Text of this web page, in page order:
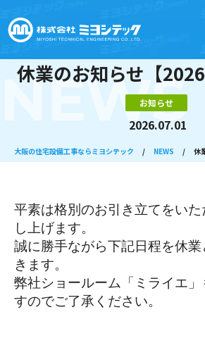
休業のお知らせ【2026
お知らせ
2026.07.01
NEWS
大阪の住宅設備工事ならミヨシテック / NEWS / 休
平素は格別のお引き立てをい
し上げます。
誠に勝手ながら下記日程を休
きます。
弊社ショールーム「ミライエ」
すのでご了承ください。